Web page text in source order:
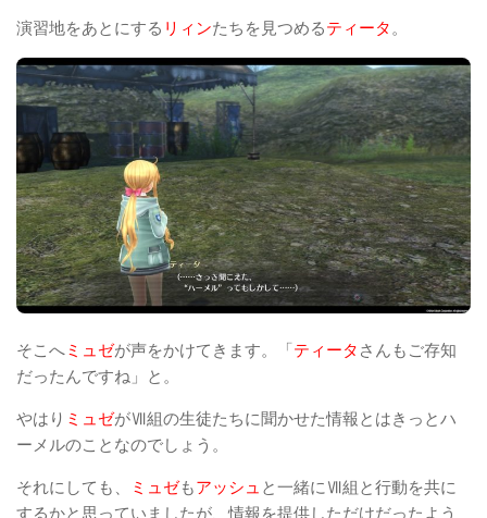
演習地をあとにする リィンたちを見つめるティータ 。
そこへミュゼが声をかけてきます。「ティータ さんもご存知
だったんですね」と。
やはり ミュゼがⅦ組の生徒たちに聞かせた情報とはきっとハ
ーメルのことなのでしょう。
それにしても、 ミュゼもアッシュ と一緒にⅦ組と行動を共に
するかと思っていましたが、情報を提供しただけだったよう